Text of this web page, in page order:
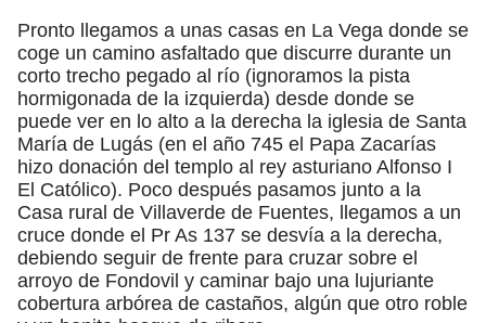
Pronto llegamos a unas casas en La Vega donde se
coge un camino asfaltado que discurre durante un
corto trecho pegado al río (ignoramos la pista
hormigonada de la izquierda) desde donde se
puede ver en lo alto a la derecha la iglesia de Santa
María de Lugás (en el año 745 el Papa Zacarías
hizo donación del templo al rey asturiano Alfonso I
El Católico). Poco después pasamos junto a la
Casa rural de Villaverde de Fuentes, llegamos a un
cruce donde el Pr As 137 se desvía a la derecha,
debiendo seguir de frente para cruzar sobre el
arroyo de Fondovil y caminar bajo una lujuriante
cobertura arbórea de castaños, algún que otro roble